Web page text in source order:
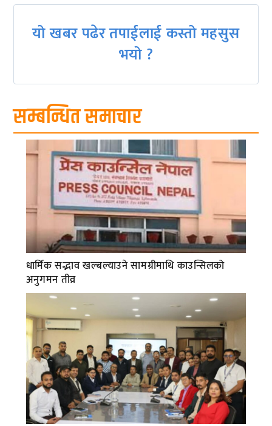
यो खबर पढेर तपाईलाई कस्तो महसुस
भयो ?
सम्बन्धित समाचार
धार्मिक सद्भाव खल्बल्याउने सामग्रीमाथि काउन्सिलको
अनुगमन तीव्र